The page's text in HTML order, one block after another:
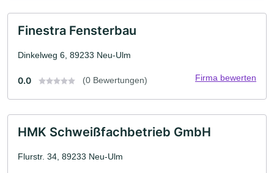
Finestra Fensterbau
Dinkelweg 6, 89233 Neu-Ulm
0.0 (0 Bewertungen) Firma bewerten
HMK Schweißfachbetrieb GmbH
Flurstr. 34, 89233 Neu-Ulm